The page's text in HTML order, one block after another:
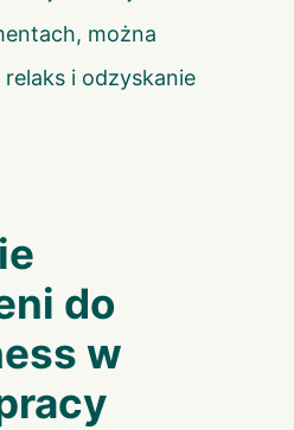
można
i odzyskanie
do
w